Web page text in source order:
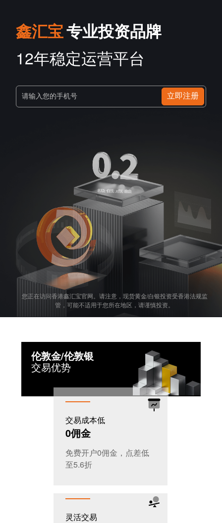
鑫汇宝专业投资品牌
12年稳定运营平台
请输入您的手机号 立即注册
您正在访问香港鑫汇宝官网。请注意，现货黄金/白银投资受香港法规监
管，可能不适用于您所在地区，请谨慎投资。
伦敦金/伦敦银
交易优势
交易成本低
0佣金
免费开户0佣金，点差低
至5.6折
灵活交易